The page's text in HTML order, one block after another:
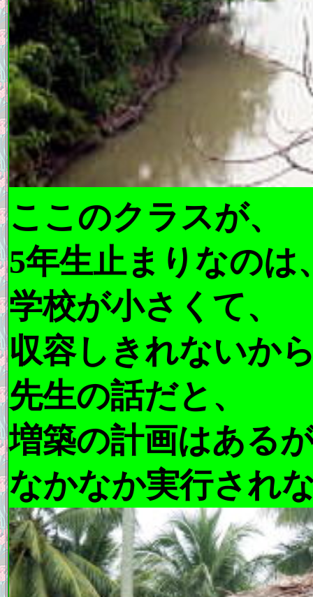
ここのクラスが、
5年生止まりなのは
学校が小さくて、
収容しきれないか
先生の話だと、
増築の計画はある
なかなか実行され